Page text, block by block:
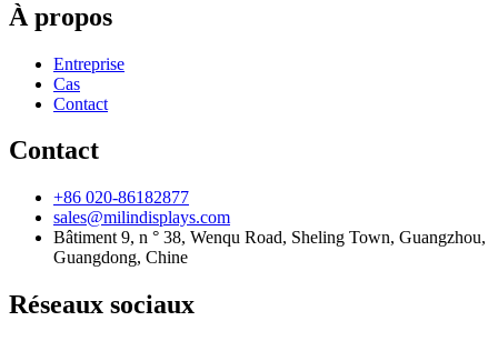
À propos
Entreprise
Cas
Contact
Contact
+86 020-86182877
sales@milindisplays.com
Bâtiment 9, n ° 38, Wenqu Road, Sheling Town, Guangzhou,
Guangdong, Chine
Réseaux sociaux